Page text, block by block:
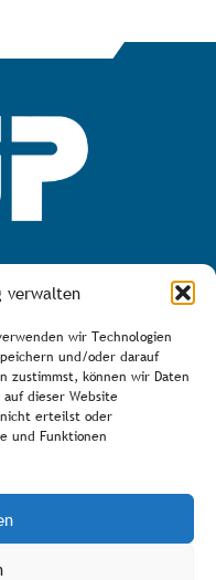
verwalten
wir Technologien
und/oder darauf
zustimmst, können wir Daten
dieser Website
erteilst oder
und Funktionen
TJP E.V.